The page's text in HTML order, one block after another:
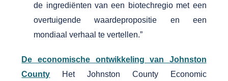
de ingrediënten van een biotechregio met een
overtuigende waardepropositie en een
mondiaal verhaal te vertellen.”
De economische ontwikkeling van Johnston
County Het Johnston County Economic